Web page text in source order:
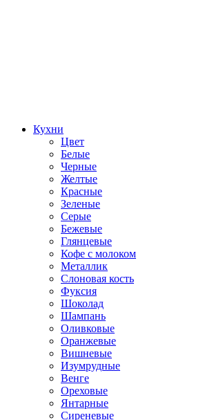
Кухни
Цвет
Белые
Черные
Желтые
Красные
Зеленые
Серые
Бежевые
Глянцевые
Кофе с молоком
Металлик
Слоновая кость
Фуксия
Шоколад
Шампань
Оливковые
Оранжевые
Вишневые
Изумрудные
Венге
Ореховые
Янтарные
Сиреневые